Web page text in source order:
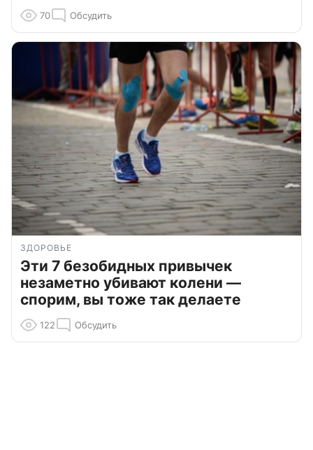
70 Обсудить
ЗДОРОВЬЕ
Эти 7 безобидных привычек
незаметно убивают колени —
спорим, вы тоже так делаете
122 Обсудить